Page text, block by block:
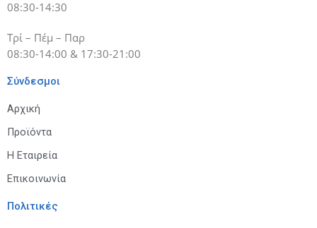
08:30-14:30
Τρί – Πέμ – Παρ
08:30-14:00 & 17:30-21:00
Σύνδεσμοι
Αρχική
Προϊόντα
Η Εταιρεία
Επικοινωνία
Πολιτικές